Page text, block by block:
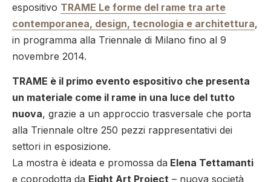
espositivo TRAME Le forme del rame tra arte
contemporanea, design, tecnologia e architettura,
in programma alla Triennale di Milano fino al 9
novembre 2014.
TRAME è il primo evento espositivo che presenta
un materiale come il rame in una luce del tutto
nuova, grazie a un approccio trasversale che porta
alla Triennale oltre 250 pezzi rappresentativi dei
settori in esposizione.
La mostra è ideata e promossa da Elena Tettamanti
e coprodotta da Eight Art Project – nuova società